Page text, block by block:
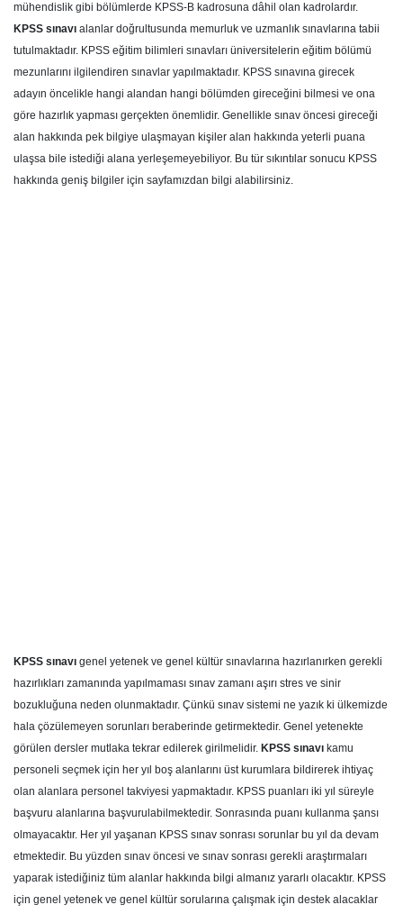
mühendislik gibi bölümlerde KPSS-B kadrosuna dâhil olan kadrolardır.
KPSS sınavı alanlar doğrultusunda memurluk ve uzmanlık sınavlarına tabii
tutulmaktadır. KPSS eğitim bilimleri sınavları üniversitelerin eğitim bölümü
mezunlarını ilgilendiren sınavlar yapılmaktadır. KPSS sınavına girecek
adayın öncelikle hangi alandan hangi bölümden gireceğini bilmesi ve ona
göre hazırlık yapması gerçekten önemlidir. Genellikle sınav öncesi gireceği
alan hakkında pek bilgiye ulaşmayan kişiler alan hakkında yeterli puana
ulaşsa bile istediği alana yerleşemeyebiliyor. Bu tür sıkıntılar sonucu KPSS
hakkında geniş bilgiler için sayfamızdan bilgi alabilirsiniz.
KPSS sınavı genel yetenek ve genel kültür sınavlarına hazırlanırken gerekli
hazırlıkları zamanında yapılmaması sınav zamanı aşırı stres ve sinir
bozukluğuna neden olunmaktadır. Çünkü sınav sistemi ne yazık ki ülkemizde
hala çözülemeyen sorunları beraberinde getirmektedir. Genel yetenekte
görülen dersler mutlaka tekrar edilerek girilmelidir. KPSS sınavı kamu
personeli seçmek için her yıl boş alanlarını üst kurumlara bildirerek ihtiyaç
olan alanlara personel takviyesi yapmaktadır. KPSS puanları iki yıl süreyle
başvuru alanlarına başvurulabilmektedir. Sonrasında puanı kullanma şansı
olmayacaktır. Her yıl yaşanan KPSS sınav sonrası sorunlar bu yıl da devam
etmektedir. Bu yüzden sınav öncesi ve sınav sonrası gerekli araştırmaları
yaparak istediğiniz tüm alanlar hakkında bilgi almanız yararlı olacaktır. KPSS
için genel yetenek ve genel kültür sorularına çalışmak için destek alacaklar